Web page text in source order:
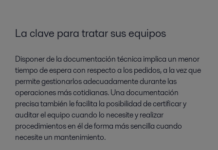
La clave para tratar sus equipos
Disponer de la documentación técnica implica un menor
tiempo de espera con respecto a los pedidos, a la vez que
permite gestionarlos adecuadamente durante las
operaciones más cotidianas. Una documentación
precisa también le facilita la posibilidad de certificar y
auditar el equipo cuando lo necesite y realizar
procedimientos en él de forma más sencilla cuando
necesite un mantenimiento.